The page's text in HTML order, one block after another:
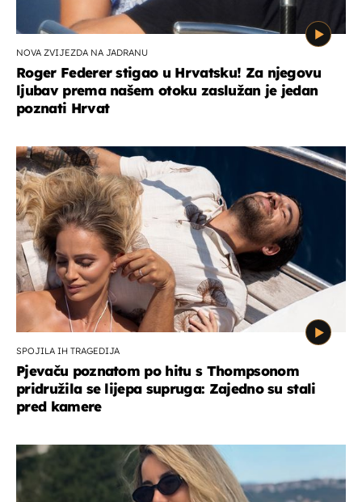
NOVA ZVIJEZDA NA JADRANU
Roger Federer stigao u Hrvatsku! Za njegovu
ljubav prema našem otoku zaslužan je jedan
poznati Hrvat
SPOJILA IH TRAGEDIJA
Pjevaču poznatom po hitu s Thompsonom
pridružila se lijepa supruga: Zajedno su stali
pred kamere